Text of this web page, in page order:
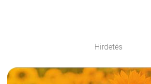
Hirdetés